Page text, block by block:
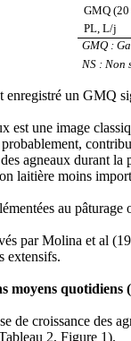
GMQ
PL, L/j
GMQ :
NS :
enregistré un GMQ
est une image
agneaux durant
laitière moins
au pâturage
par Molina et al
extensifs.
moyens
de croissance
2, Figure 1).